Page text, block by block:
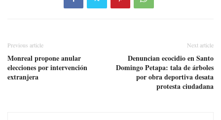
Previous article
Monreal propone anular
elecciones por intervención
extranjera
Next article
Denuncian ecocidio en Santo
Domingo Petapa: tala de árboles
por obra deportiva desata
protesta ciudadana